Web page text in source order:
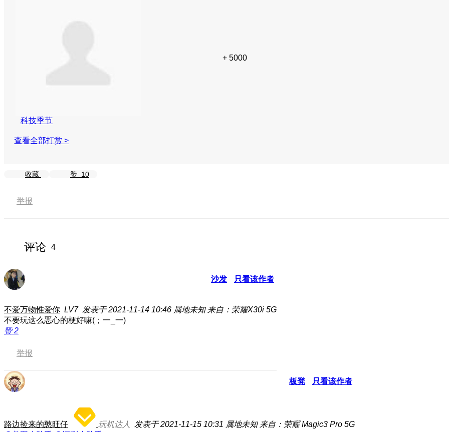
科技季节
+ 5000
查看全部打赏 >
收藏 赞 10
举报
评论 4
沙发 只看该作者
不爱万物惟爱你 LV7 发表于 2021-11-14 10:46 属地未知 来自：荣耀X30i 5G
不要玩这么恶心的梗好嘛(；一_一)
赞2
举报
板凳 只看该作者
路边捡来的憨旺仔 玩机达人 发表于 2021-11-15 10:31 属地未知 来自：荣耀 Magic3 Pro 5G